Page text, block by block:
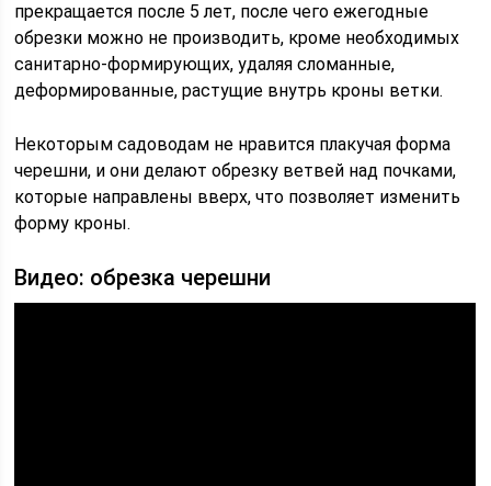
прекращается после 5 лет, после чего ежегодные
обрезки можно не производить, кроме необходимых
санитарно-формирующих, удаляя сломанные,
деформированные, растущие внутрь кроны ветки.
Некоторым садоводам не нравится плакучая форма
черешни, и они делают обрезку ветвей над почками,
которые направлены вверх, что позволяет изменить
форму кроны.
Видео: обрезка черешни